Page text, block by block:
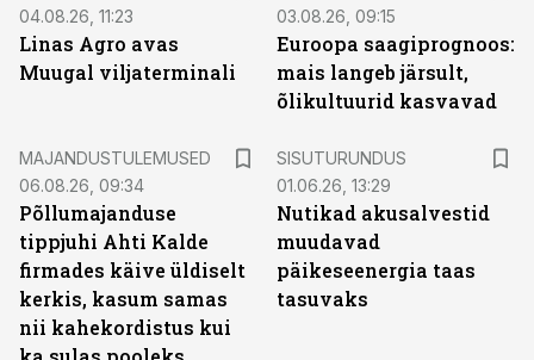
04.08.26, 11:23
Linas Agro avas
Muugal viljaterminali
03.08.26, 09:15
Euroopa saagiprognoos:
mais langeb järsult,
õlikultuurid kasvavad
MAJANDUSTULEMUSED
06.08.26, 09:34
Põllumajanduse
tippjuhi Ahti Kalde
firmades käive üldiselt
kerkis, kasum samas
nii kahekordistus kui
SISUTURUNDUS
01.06.26, 13:29
Nutikad akusalvestid
muudavad
päikeseenergia taas
tasuvaks